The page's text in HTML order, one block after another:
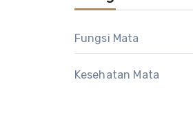
Fungsi Mata
Kesehatan Mata